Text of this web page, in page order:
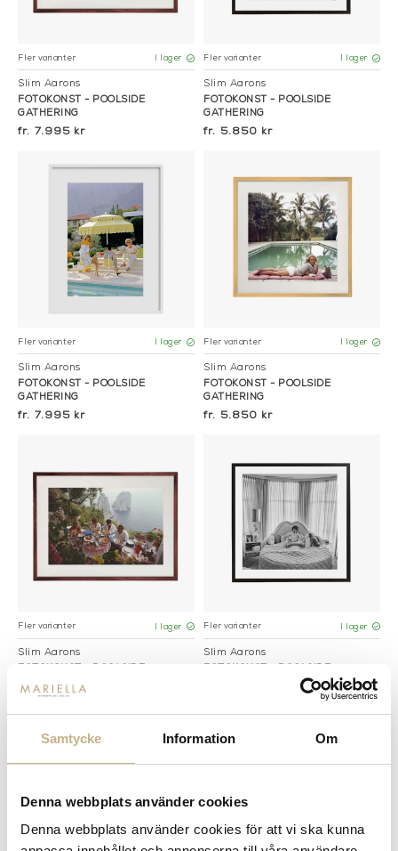
Samtycke Information Om
Denna webbplats använder cookies
Denna webbplats använder cookies för att vi ska kunna
Fler varianter I lager
Slim Aarons
FOTOKONST - POOLSIDE
GATHERING
7.995 kr
Fler varianter I lager
Slim Aarons
FOTOKONST - POOLSIDE
GATHERING
5.850 kr
Fler varianter I lager
Slim Aarons
FOTOKONST - POOLSIDE
GATHERING
7.995 kr
Fler varianter I lager
Slim Aarons
FOTOKONST - POOLSIDE
GATHERING
5.850 kr
Fler varianter I lager
Slim Aarons
7.995 kr
Fler varianter I lager
Slim Aarons